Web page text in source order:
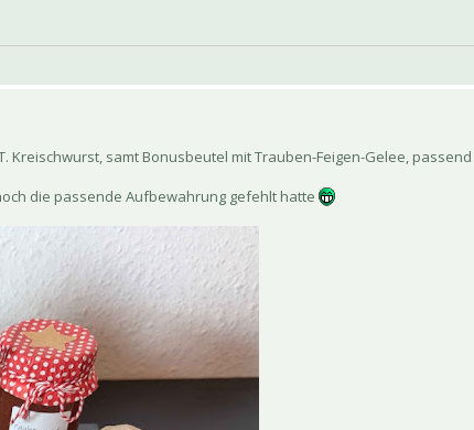
samt Bonusbeutel mit Trauben-Feigen-Gelee,
die passende Aufbewahrung gefehlt hatte